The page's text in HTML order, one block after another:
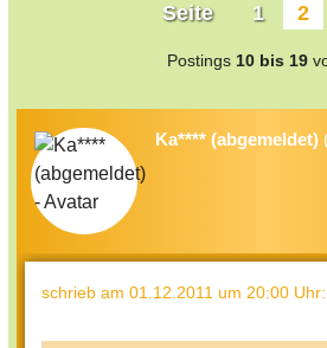
Seite 1 2
Postings 10 bis 19
Ka**** (abgemeldet)
schrieb am 01.12.2011 um 20:00 Uhr: